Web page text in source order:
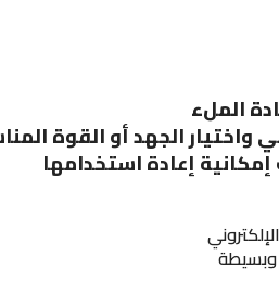
الملء
الجهد أو القوة
إعادة استخدامها
وبسيطة